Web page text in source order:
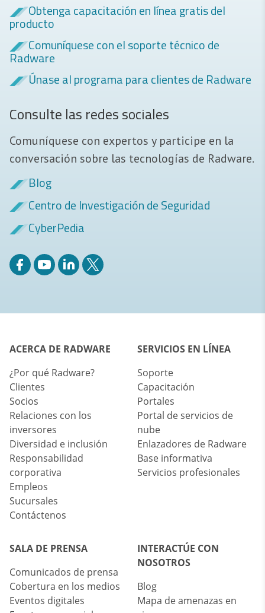
Obtenga capacitación en línea gratis del
producto
Comuníquese con el soporte técnico de
Radware
Únase al programa para clientes de Radware
Consulte las redes sociales
Comuníquese con expertos y participe en la
conversación sobre las tecnologías de Radware.
Blog
Centro de Investigación de Seguridad
CyberPedia
ACERCA DE RADWARE
¿Por qué Radware?
Clientes
Socios
Relaciones con los
inversores
Diversidad e inclusión
Responsabilidad
corporativa
Empleos
Sucursales
Contáctenos
SERVICIOS EN LÍNEA
Soporte
Capacitación
Portales
Portal de servicios de
nube
Enlazadores de Radware
Base informativa
Servicios profesionales
SALA DE PRENSA
Comunicados de prensa
Cobertura en los medios
Eventos digitales
INTERACTÚE CON
NOSOTROS
Blog
Mapa de amenazas en